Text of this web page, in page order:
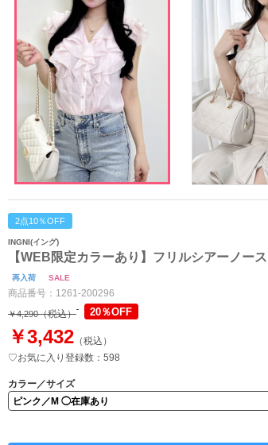
2点10％OFF
INGNI(イング)
【WEB限定カラーあり】フリルシアーノー
再入荷 SALE
商品番号： 1261-200296
￥4,290（税込） 20％OFF
￥3,432 （税込）
♡お気に入り登録数：598
カラー／サイズ